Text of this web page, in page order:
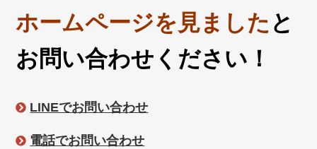
ホームページを見ました と
お問い合わせください！
LINEでお問い合わせ
電話でお問い合わせ